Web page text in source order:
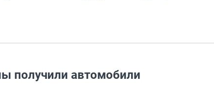
получили автомобили